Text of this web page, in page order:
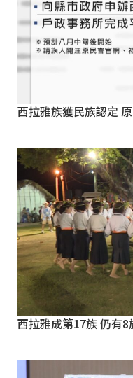
西拉雅族獲民族認定
西拉雅成第17族 仍有